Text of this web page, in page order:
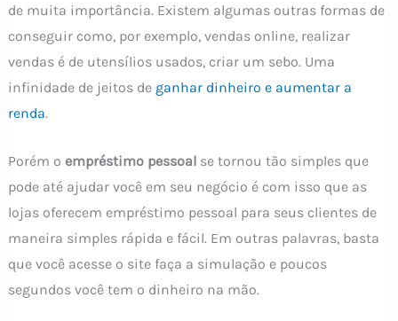
de muita importância. Existem algumas outras formas de
conseguir como, por exemplo, vendas online, realizar
vendas é de utensílios usados, criar um sebo. Uma
infinidade de jeitos de ganhar dinheiro e aumentar a
renda.
Porém o empréstimo pessoalse tornou tão simples que
pode até ajudar você em seu negócio é com isso que as
lojas oferecem empréstimo pessoal para seus clientes de
maneira simples rápida e fácil. Em outras palavras, basta
que você acesse o site faça a simulação e poucos
segundos você tem o dinheiro na mão.